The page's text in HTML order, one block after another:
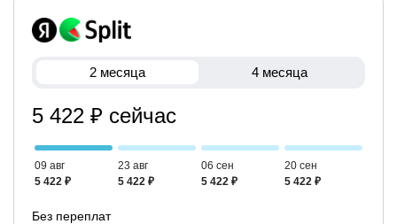
2 месяца 4 месяца
5 422 ₽ сейчас
09 авг
5 422 ₽
23 авг
5 422 ₽
06 сен
5 422 ₽
20 сен
5 422 ₽
Без переплат